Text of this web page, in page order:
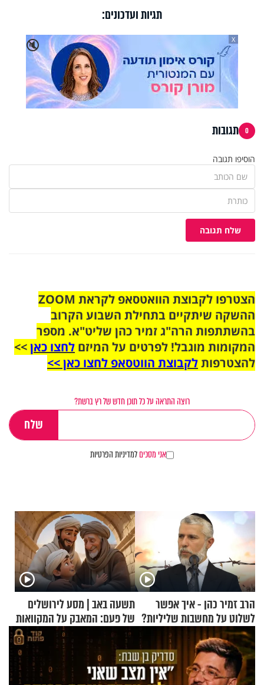
תגיות ועדכונים:
🔇
X
0 תגובות
הוסיפו תגובה
שלח תגובה
הצטרפו לקבוצת הוואטסאפ לקראת ZOOM
ההשקה שיתקיים בתחילת השבוע הקרוב
בהשתתפות הרה"ג זמיר כהן שליט"א. מספר
המקומות מוגבל! לפרטים על המיזם לחצו כאן>>
להצטרפותלקבוצת הווטסאפ לחצו כאן >>
רוצה התראה על כל תוכן חדש של רץ ברשת?
אני מסכיםלמדיניות הפרטיות
הרב זמיר כהן - איך אפשר
לשלוט על מחשבות שליליות?
תשעה באב | מסע לירושלים
של פעם: המאבק על המקוואות